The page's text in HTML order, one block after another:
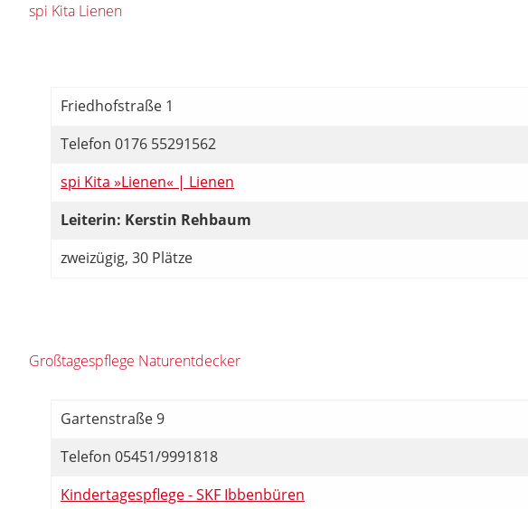
spi Kita Lienen
Friedhofstraße 1
Telefon 0176 55291562
spi Kita »Lienen« | Lienen
Leiterin: Kerstin Rehbaum
zweizügig, 30 Plätze
Großtagespflege Naturentdecker
Gartenstraße 9
Telefon 05451/9991818
Kindertagespflege - SKF Ibbenbüren